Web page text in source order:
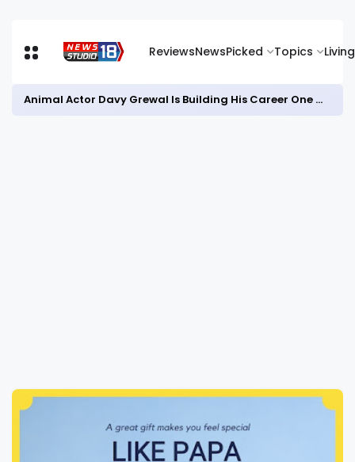
ReviewsNewsPicked Topics Living
Animal Actor Davy Grewal Is Building His Career One Role at a Time- from Courtrooms to Cinema